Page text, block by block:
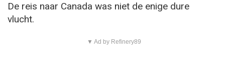
De reis naar Canada was niet de enige dure
vlucht.
▼ Ad by Refinery89